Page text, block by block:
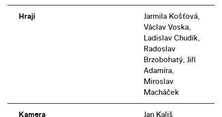
Hrají
Jarmila Košťová,
Václav Voska,
Ladislav Chudík,
Radoslav
Brzobohatý, Jiří
Adamíra,
Miroslav
Macháček
Kamera Jan Kališ